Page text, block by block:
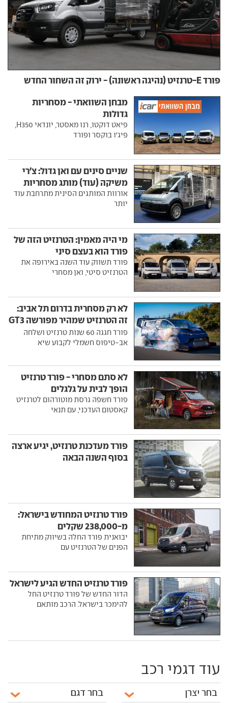
פורד E-טרנזיט (נהיגה ראשונה) - ירוק זה השחור החדש
מבחן השוואתי - מסחריות
גדולות
פיאט דוקטו, רנו מאסטר, יונדאי H350,
פיג'ו בוקסר ופורד
שניים סינים עם ואן גדול: צ'רי
משיקה (עוד) מותג מסחריות
אורוות המותגים הסינית מתרחבת עוד
יותר
מי היה מאמין: הטרנזיט הזה של
פורד הוא בעצם סיני
פורד תשווק עוד השנה באירופה את
הטרנזיט סיטי, ואן מסחרי
לא רק מסחרית בדרום תל אביב:
זה הטרנזיט שמהיר מפורשה GT3
RS
פורד חגגה 60 שנות טרנזיט ושלחה
אב-טיפוס חשמלי לקבוע שיא
לא סתם מסחרי - פורד טרנזיט
הופך לבית על גלגלים
פורד חשפה גרסת מוטורהום לטרנזיט
קאסטום העדכני, עם תנאי
פורד מעדכנת טרנזיט, יגיע ארצה
בסוף השנה הבאה
פורד טרנזיט המחודש בישראל:
מ-238,000 שקלים
יבואנית פורד החלה בשיווק מתיחת
הפנים של הטרנזיט עם
פורד טרנזיט החדש הגיע לישראל
הדור החדש של פורד טרנזיט החל
להימכר בישראל. הרכב מותאם
עוד דגמי רכב